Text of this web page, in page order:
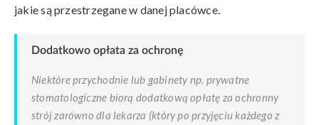
jakie są przestrzegane w danej placówce.
Dodatkowo opłata za ochronę
Niektóre przychodnie lub gabinety np. prywatne
stomatologiczne biorą dodatkową opłatę za ochronny
strój zarówno dla lekarza (który po przyjęciu każdego z